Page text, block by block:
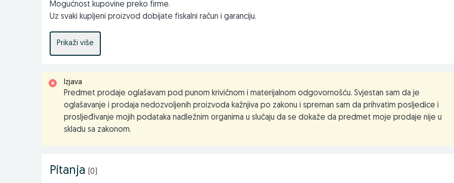
Mogućnost kupovine preko firme.
Uz svaki kupljeni proizvod dobijate fiskalni račun i garanciju.
Kontakt telefoni ili viber: 061255994; 033618310
Email: info@megatechno.ba
Web: megatechno.ba
Stojimo na raspolaganju za sve dodatne upite i konsultacije.
MEG A TECHNO DOO
71000 Sarajevo, Koldvorska 12, TC Intershop
Prikaži više
Izjava
Predmet prodaje oglašavam pod punom krivičnom i materijalnom odgovornošću. Svjestan sam da je
oglašavanje i prodaja nedozvoljenih proizvoda kažnjiva po zakonu i spreman sam da prihvatim posljedice i
prosljeđivanje mojih podataka nadležnim organima u slučaju da se dokaže da predmet moje prodaje nije u
skladu sa zakonom.
Pitanja (0)